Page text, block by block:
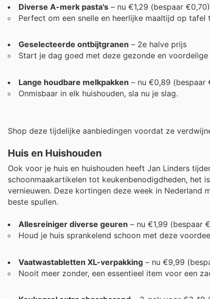
Diverse A-merk pasta's – nu €1,29 (bespaar €0,70)
Perfect om een snelle en heerlijke maaltijd op tafel
Geselecteerde ontbijtgranen – 2e halve prijs
Start je dag goed met deze gezonde en voordelige
Lange houdbare melkpakken – nu €0,89 (bespaar
Onmisbaar in elk huishouden, sla nu je slag.
Shop deze tijdelijke aanbiedingen voordat ze
Huis en Huishouden
Ook voor je huis en huishouden heeft Jan Linders
schoonmaakartikelen tot keukenbenodigdheden, het
vernieuwen. Deze kortingen deze week in Nederland
beste spullen.
Allesreiniger diverse geuren – nu €1,99 (bespaar
Houd je huis sprankelend schoon met deze
Vaatwastabletten XL-verpakking – nu €9,99
Nooit meer zonder, een essentieel item voor een